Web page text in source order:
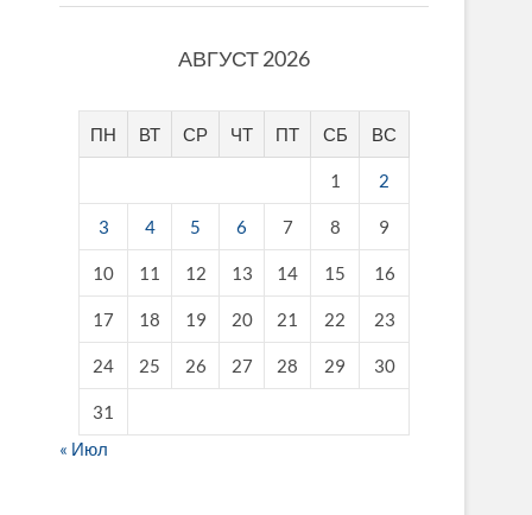
АВГУСТ 2026
ПН ВТ СР ЧТ ПТ СБ ВС
1 2
3 4 5 6 7 8 9
10 11 12 13 14 15 16
17 18 19 20 21 22 23
24 25 26 27 28 29 30
31
« Июл